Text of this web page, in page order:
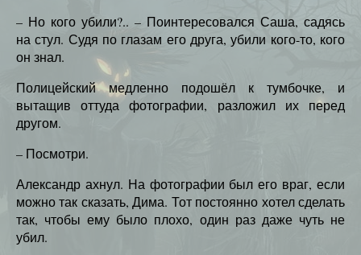
– Но кого убили?.. – Поинтересовался Саша, садясь
на стул. Судя по глазам его друга, убили кого-то, кого
он знал.
Полицейский медленно подошёл к тумбочке, и
вытащив оттуда фотографии, разложил их перед
другом.
– Посмотри.
Александр ахнул. На фотографии был его враг, если
можно так сказать, Дима. Тот постоянно хотел сделать
так, чтобы ему было плохо, один раз даже чуть не
убил.